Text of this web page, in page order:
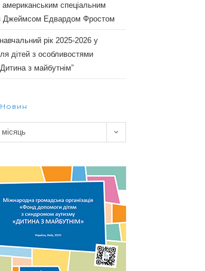
американським спеціальним
Джеймсом Едвардом Фростом
рік 2025-2026 у
дітей з особливостями
з майбутнім”